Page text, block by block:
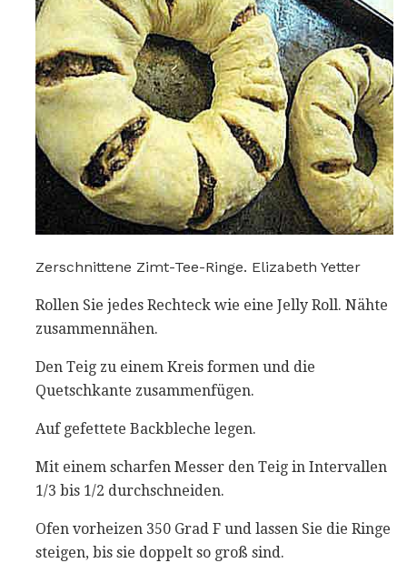
Zerschnittene Zimt-Tee-Ringe. Elizabeth Yetter
Rollen Sie jedes Rechteck wie eine Jelly Roll. Nähte
zusammennähen.
Den Teig zu einem Kreis formen und die
Quetschkante zusammenfügen.
Auf gefettete Backbleche legen.
Mit einem scharfen Messer den Teig in Intervallen
1/3 bis 1/2 durchschneiden.
Ofen vorheizen 350 Grad F und lassen Sie die Ringe
steigen, bis sie doppelt so groß sind.